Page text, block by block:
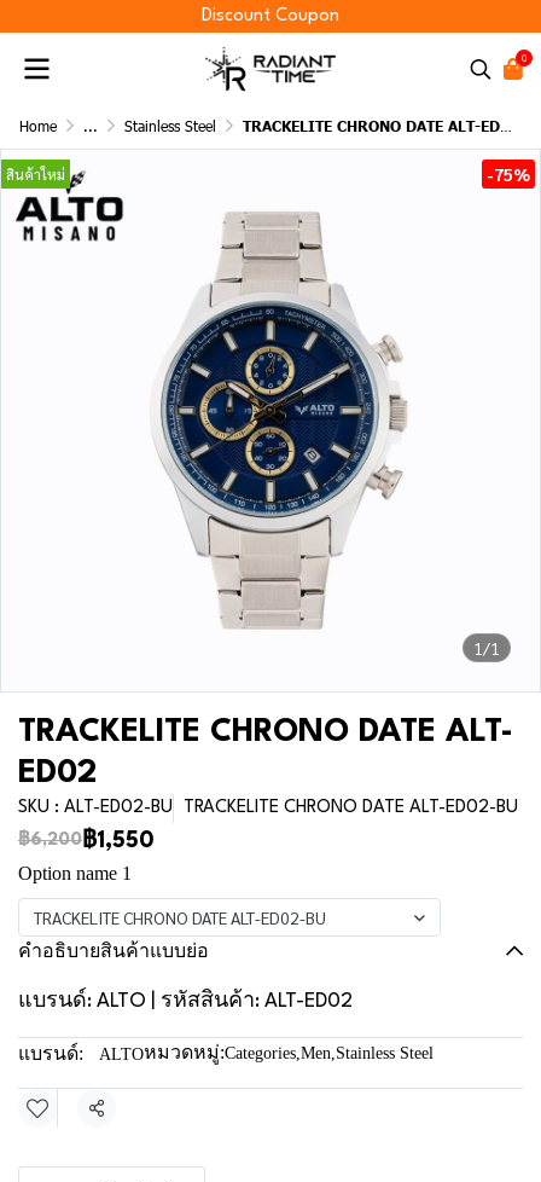
Discount Coupon
0
Home ... Stainless Steel TRACKELITE CHRONO DATE ALT-ED02
1/1
สินค้าใหม่ -75%
TRACKELITE CHRONO DATE ALT-
ED02
SKU : ALT-ED02-BU
TRACKELITE CHRONO DATE ALT-ED02-BU
฿6,200 ฿1,550
Option name 1
TRACKELITE CHRONO DATE ALT-ED02-BU
คำอธิบายสินค้าแบบย่อ
แบรนด์: ALTO | รหัสสินค้า: ALT-ED02
แบรนด์: ALTOหมวดหมู่:Categories,Men,Stainless Steel
แชร์